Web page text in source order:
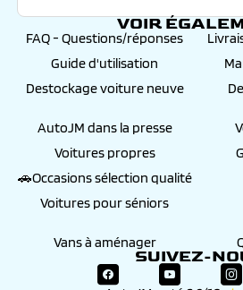
VOIR
FAQ - Questions/réponses
Guide d'utilisation
Destockage voiture neuve
AutoJM dans la presse
Voitures propres
🚗Occasions sélection qualité
Voitures pour séniors
Vans à aménager
SUIVEZ-